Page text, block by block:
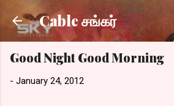
Skip to main content
Cable சங்கர்
Good Night Good Morning
- January 24, 2012